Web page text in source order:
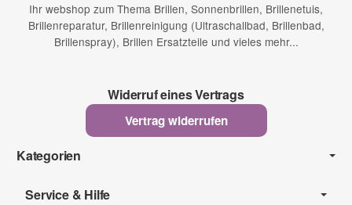
Ihr webshop zum Thema Brillen, Sonnenbrillen, Brillenetuis,
Brillenreparatur, Brillenreinigung (Ultraschallbad, Brillenbad,
Brillenspray), Brillen Ersatzteile und vieles mehr...
Widerruf eines Vertrags
Vertrag widerrufen
Kategorien
Service & Hilfe